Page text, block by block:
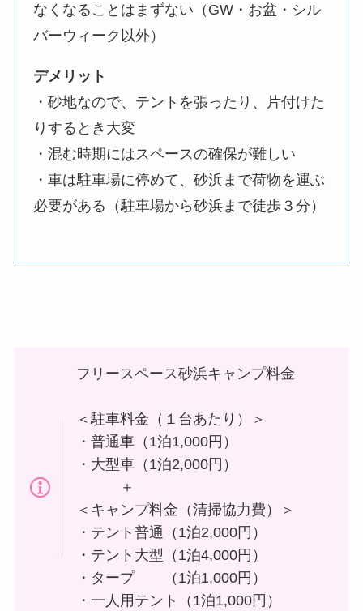
なくなることはまずない（GW・お盆・シル
バーウィーク以外）
デメリット
・砂地なので、テントを張ったり、片付けた
りするとき大変
・混む時期にはスペースの確保が難しい
・車は駐車場に停めて、砂浜まで荷物を運ぶ
必要がある（駐車場から砂浜まで徒歩３分）
フリースペース砂浜キャンプ料金
＜駐車料金（１台あたり）＞
・普通車（1泊1,000円）
・大型車（1泊2,000円）
＋
＜キャンプ料金（清掃協力費）＞
・テント普通（1泊2,000円）
・テント大型（1泊4,000円）
・タープ （1泊1,000円）
・一人用テント（1泊1,000円）